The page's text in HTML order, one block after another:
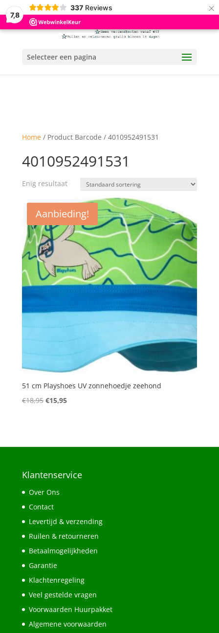
7,8
337 Reviews ×
Selecteer een pagina
Home/ Product Barcode / 4010952491531
4010952491531
Enig resultaat
Aanbieding!
51 cm Playshoes UV zonnehoedje zeehond
€18,95 Oorspronkelijke
€15,95Huidige
Klantenservice
Over Ons
Contact
Levertijd & verzending
Ruilen & retourneren
Betaalmogelijkheden
Garantie
Klachtenregeling
Veel gestelde vragen
Voorwaarden Huurpakket
Algemene voorwaarden